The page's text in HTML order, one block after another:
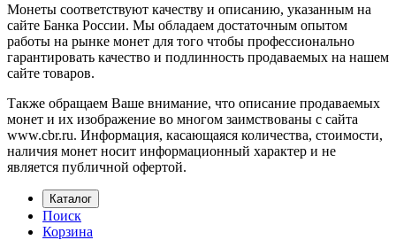
Монеты соответствуют качеству и описанию, указанным на
сайте Банка России. Мы обладаем достаточным опытом
работы на рынке монет для того чтобы профессионально
гарантировать качество и подлинность продаваемых на нашем
сайте товаров.
Также обращаем Ваше внимание, что описание продаваемых
монет и их изображение во многом заимствованы с сайта
www.cbr.ru. Информация, касающаяся количества, стоимости,
наличия монет носит информационный характер и не
является публичной офертой.
Каталог
Поиск
Корзина